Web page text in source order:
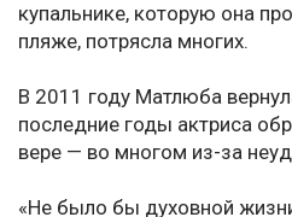
купальнике, которую она
пляже, потрясла многих.
В 2011 году Матлюба
последние годы актриса
вере — во многом из-за
«Не было бы духовной